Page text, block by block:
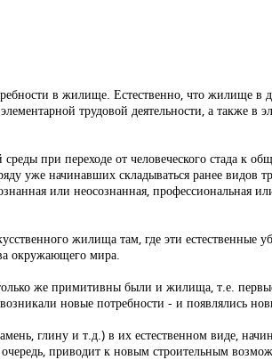
в жилище. Естественно, что жилище в
трудовой деятельности, а также в
при переходе от человеческого стада к
уже начинавших складываться ранее видов
или неосознанная, профессиональная
жилища там, где эти естественные
окружающего мира.
же примитивны были и жилища, т.е. первые
новые потребности - и появлялись
глину и т.д.) в их естественном виде,
приводит к новым строительным